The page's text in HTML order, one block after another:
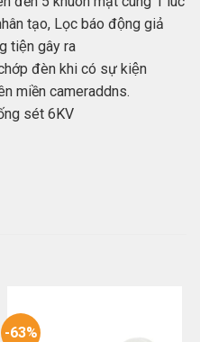
tạo, Lọc báo động giả
tiện gây ra
đèn khi có sự kiện
miền cameraddns.
sét 6KV
-63%